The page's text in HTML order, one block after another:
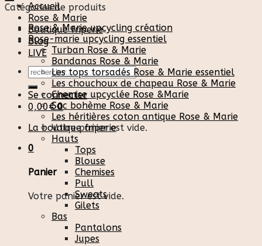
Accueil
Rose & Marie
Boutique friperie
Blog
LIVE
Recherche
pour :
Se connecter
0,00€ 0
Votre panier est vide.
0
Panier
Votre panier est vide.
Catégories de produits
Rose & Marie upcycling création
Rose-marie upcycling essentiel
Turban Rose & Marie
Bandanas Rose & Marie
Les tops torsadés Rose & Marie essentiel
Les chouchoux de chapeau Rose & Marie
Chemise upcyclée Rose &Marie
Sac bohème Rose & Marie
Les héritières coton antique Rose & Marie
La boutique friperie
Hauts
Tops
Blouse
Chemises
Pull
Sweats
Gilets
Bas
Pantalons
Jupes